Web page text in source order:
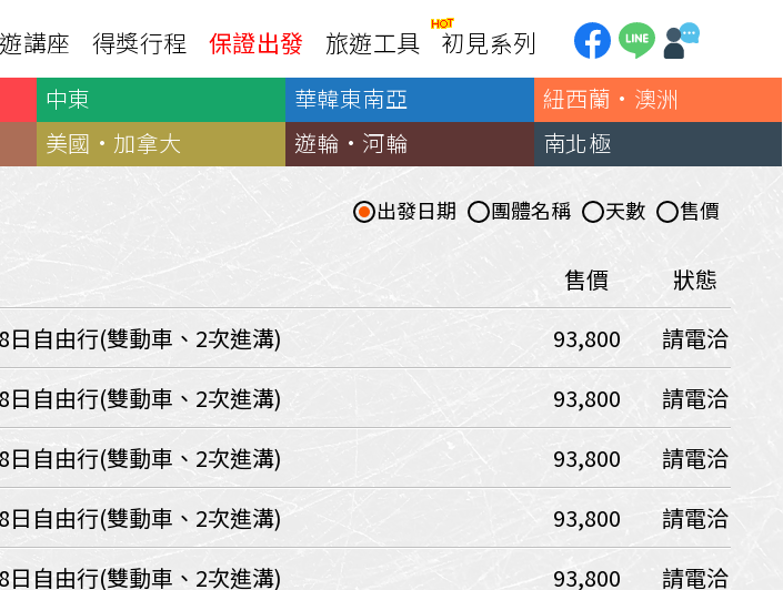
非洲
中非９國
西非１８國
馬達加斯加
模里西斯
肯亞
納米比亞
辛巴威
利比亞
摩洛哥
埃及
突尼西亞
塞內加爾
中南亞
中亞５國
印度
斯里蘭卡
不丹‧大吉嶺‧喀什米爾
加東賞楓
加西大環線
美西國家公園
巴西嘉年華
天空之鏡-玻利維亞
講座 得獎行程 保證出發 旅遊工具
出國資訊
護照申辦
各國電壓
駐台觀光單位
國外旅遊警示
銀行優惠
第一銀行刷卡回饋
聯邦銀行刷卡回饋
國泰世華刷卡回饋
中國信託3期/6期
初見系列
中東 華韓東南亞
紐西蘭·澳洲
美國·加拿大 遊輪·河輪 南北極
售價
天數
團體名稱
出發日期
售價
狀態
請電洽
自由行(雙動車、2次進溝)
93,800
請電洽
自由行(雙動車、2次進溝)
93,800
請電洽
自由行(雙動車、2次進溝)
93,800
請電洽
自由行(雙動車、2次進溝)
93,800
請電洽
自由行(雙動車、2次進溝)
93,800